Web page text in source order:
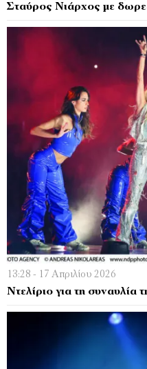
Σταύρος Νιάρχος με
13:28 - 17 Απριλίου 2026
Ντελίριο για τη συναυλία